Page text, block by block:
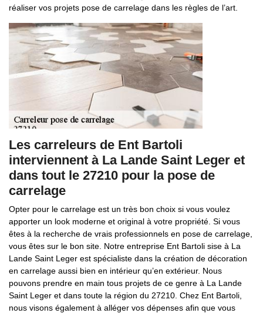
réaliser vos projets pose de carrelage dans les règles de l’art.
Les carreleurs de Ent Bartoli
interviennent à La Lande Saint Leger et
dans tout le 27210 pour la pose de
carrelage
Opter pour le carrelage est un très bon choix si vous voulez
apporter un look moderne et original à votre propriété. Si vous
êtes à la recherche de vrais professionnels en pose de carrelage,
vous êtes sur le bon site. Notre entreprise Ent Bartoli sise à La
Lande Saint Leger est spécialiste dans la création de décoration
en carrelage aussi bien en intérieur qu’en extérieur. Nous
pouvons prendre en main tous projets de ce genre à La Lande
Saint Leger et dans toute la région du 27210. Chez Ent Bartoli,
nous visons également à alléger vos dépenses afin que vous